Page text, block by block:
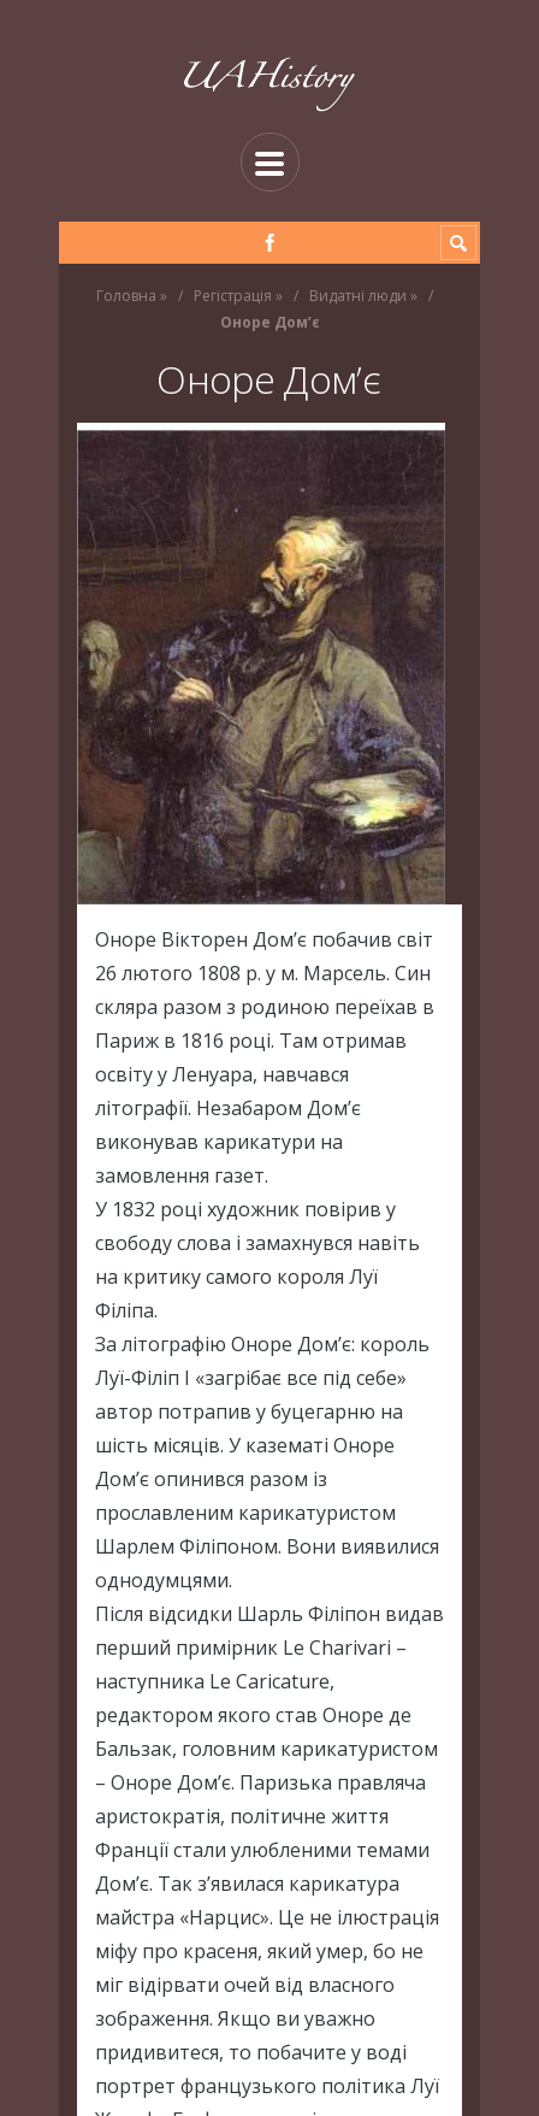
Головна » Регістрація » Видатні люди »
Оноре Дом’є
Оноре Дом’є
Оноре Вікторен Дом’є побачив світ
26 лютого 1808 р. у м. Марсель. Син
скляра разом з родиною переїхав в
Париж в 1816 році. Там отримав
освіту у Ленуара, навчався
літографії. Незабаром Дом’є
виконував карикатури на
замовлення газет.
У 1832 році художник повірив у
свободу слова і замахнувся навіть
на критику самого короля Луї
Філіпа.
За літографію Оноре Дом’є: король
Луї-Філіп І «загрібає все під себе»
автор потрапив у буцегарню на
шість місяців. У казематі Оноре
Дом’є опинився разом із
прославленим карикатуристом
Шарлем Філіпоном. Вони виявилися
однодумцями.
Після відсидки Шарль Філіпон видав
перший примірник Le Charivari –
наступника Le Caricature,
редактором якого став Оноре де
Бальзак, головним карикатуристом
– Оноре Дом’є. Паризька правляча
аристократія, політичне життя
Франції стали улюбленими темами
Дом’є. Так з’явилася карикатура
майстра «Нарцис». Це не ілюстрація
міфу про красеня, який умер, бо не
міг відірвати очей від власного
зображення. Якщо ви уважно
придивитеся, то побачите у воді
портрет французького політика Луї